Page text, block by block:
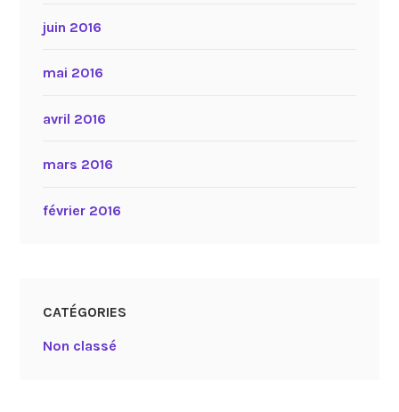
juin 2016
mai 2016
avril 2016
mars 2016
février 2016
CATÉGORIES
Non classé